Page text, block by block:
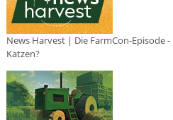
News Harvest | Die FarmCon-Episode
Katzen?